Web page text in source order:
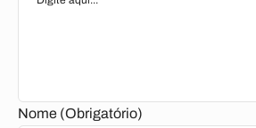
Nome (Obrigatório)